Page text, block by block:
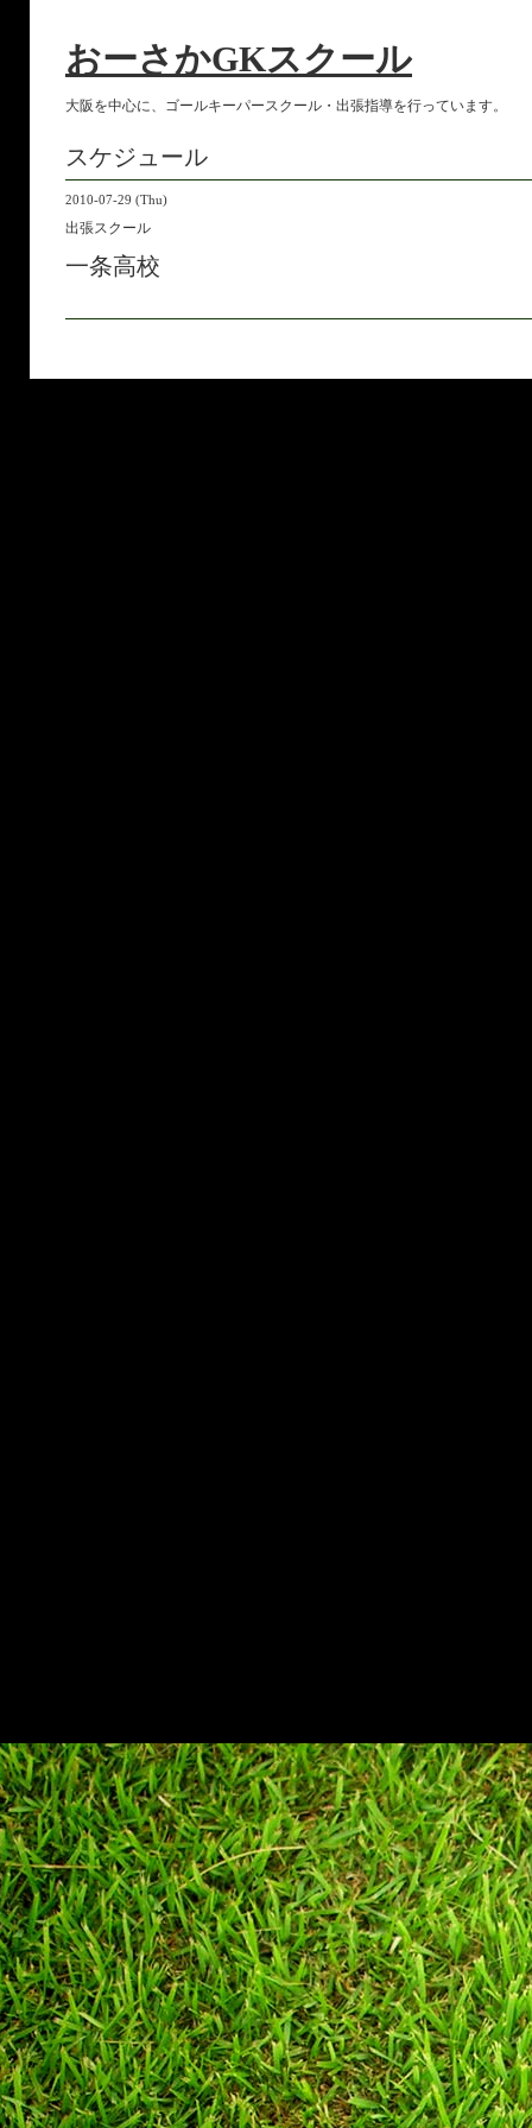
おーさかGKスクール
大阪を中心に、ゴールキーパースクール・出張指導を行っています。
スケジュール
2010-07-29 (Thu)
出張スクール
一条高校